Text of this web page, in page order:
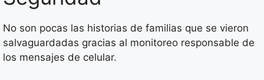
No son pocas las historias de familias que se vieron
salvaguardadas gracias al monitoreo responsable de
los mensajes de celular.